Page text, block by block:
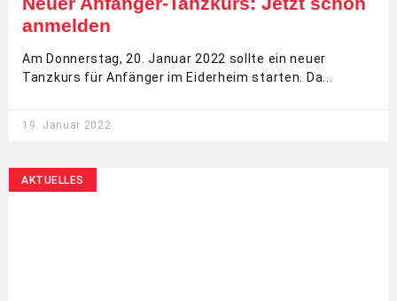
anmelden
Am Donnerstag, 20. Januar 2022 sollte ein neuer
Tanzkurs für Anfänger im Eiderheim starten. Da
19. Januar 2022
AKTUELLES